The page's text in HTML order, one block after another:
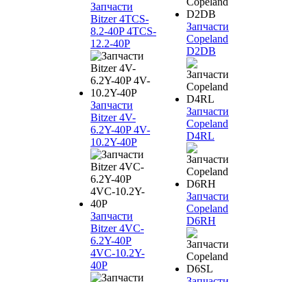
Запчасти
Bitzer 4TCS-
8.2-40P 4TCS-
12.2-40P
Запчасти
Bitzer 4V-
6.2Y-40P 4V-
10.2Y-40P
Запчасти
Bitzer 4VC-
6.2Y-40P
4VC-10.2Y-
40P
Запчасти
Copeland
D2DB
Запчасти
Copeland
D4RL
Запчасти
Copeland
D6RH